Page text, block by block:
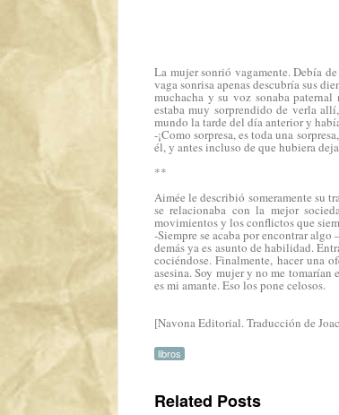
La mujer sonrió vagamente. Debía
vaga sonrisa apenas descubría sus
muchacha y su voz sonaba
estaba muy sorprendido de verla
mundo la tarde del día anterior y
-¡Como sorpresa, es toda una
él, y antes incluso de que hubiera
**
Aimée le describió someramente su
se relacionaba con la mejor
movimientos y los conflictos que
-Siempre se acaba por encontrar
demás ya es asunto de habilidad.
cociéndose. Finalmente, hacer una
asesina. Soy mujer y no me tomarían
es mi amante. Eso los pone celosos.
[Navona Editorial. Traducción de
libros
Related Posts